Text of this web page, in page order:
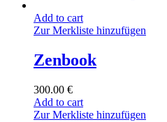
Add to cart
Zur Merkliste hinzufügen
Zenbook
300.00 €
Add to cart
Zur Merkliste hinzufügen